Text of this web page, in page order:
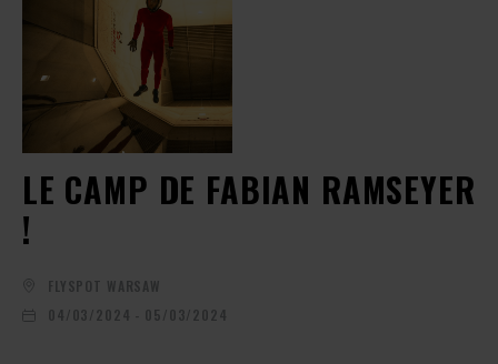
LE CAMP DE FABIAN RAMSEYER
!
FLYSPOT WARSAW
04/03/2024 - 05/03/2024